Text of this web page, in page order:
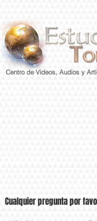
Centro de Videos, Audios y
Cualquier pregunta por